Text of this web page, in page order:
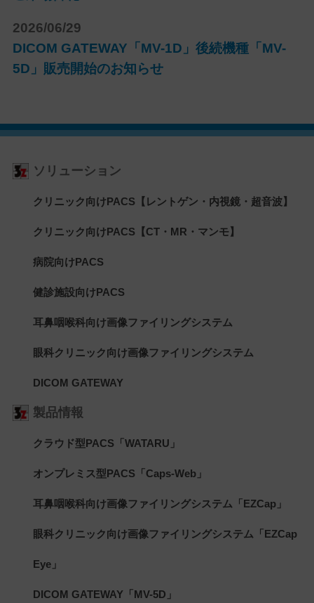
2026/06/29
DICOM GATEWAY「MV-1D」後続機種「MV-
5D」販売開始のお知らせ
ソリューション
クリニック向けPACS【レントゲン・内視鏡・超音波】
クリニック向けPACS【CT・MR・マンモ】
病院向けPACS
健診施設向けPACS
耳鼻咽喉科向け画像ファイリングシステム
眼科クリニック向け画像ファイリングシステム
DICOM GATEWAY
製品情報
クラウド型PACS「WATARU」
オンプレミス型PACS「Caps-Web」
耳鼻咽喉科向け画像ファイリングシステム「EZCap」
眼科クリニック向け画像ファイリングシステム「EZCap
Eye」
DICOM GATEWAY「MV-5D」